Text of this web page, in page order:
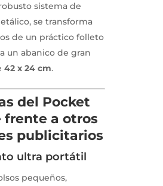
sistema de
se transforma
de un práctico folleto
un abanico de gran
42 x 24 cm.
del Pocket
frente a otros
publicitarios
ultra portátil
pequeños,